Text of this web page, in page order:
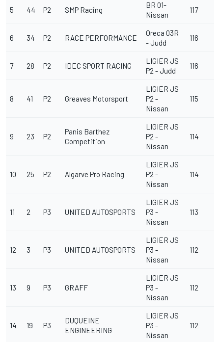
5 44 P2 SMP Racing
BR 01-
Nissan
117
6 34 P2 RACE PERFORMANCE
Oreca 03R
- Judd
116
7 28 P2 IDEC SPORT RACING
LIGIER JS
P2 - Judd
116
8 41 P2 Greaves Motorsport
LIGIER JS
P2 -
Nissan
115
9 23 P2
Panis Barthez
Competition
LIGIER JS
P2 -
Nissan
114
10 25 P2 Algarve Pro Racing
LIGIER JS
P2 -
Nissan
114
11 2 P3 UNITED AUTOSPORTS
LIGIER JS
P3 -
Nissan
113
12 3 P3 UNITED AUTOSPORTS
LIGIER JS
P3 -
Nissan
112
13 9 P3 GRAFF
LIGIER JS
P3 -
Nissan
112
14 19 P3
DUQUEINE
ENGINEERING
LIGIER JS
P3 -
Nissan
112